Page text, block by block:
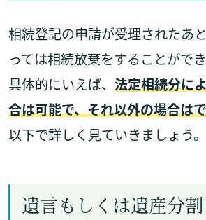
相続登記の申請が受理されたあ
っては相続放棄をすることができ
具体的にいえば、 法定相続分に
合は可能で、それ以外の場合は
以下で詳しく見ていきましょう。
遺言もしくは遺産分